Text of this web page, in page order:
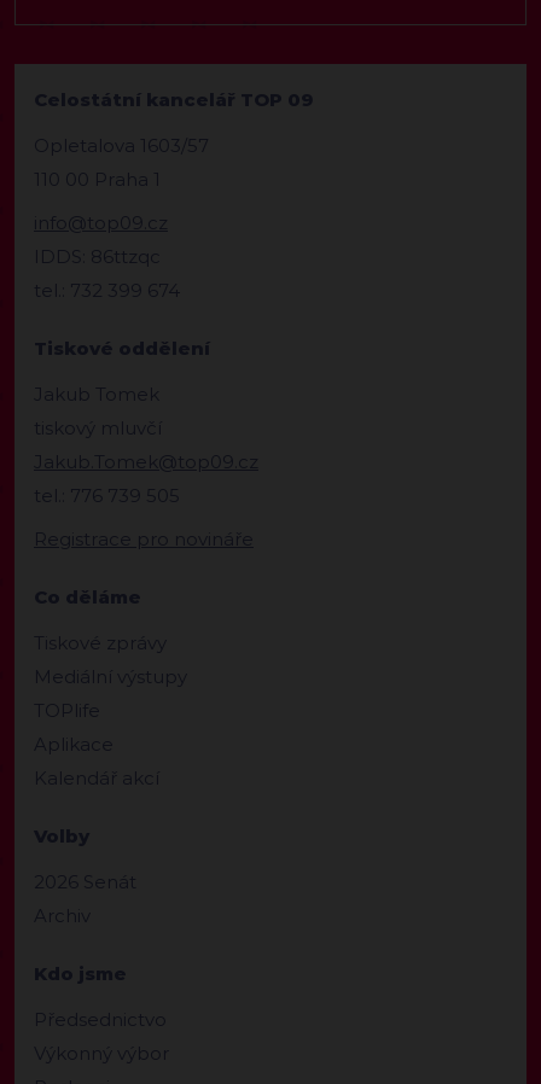
Celostátní kancelář TOP 09
Opletalova 1603/57
110 00 Praha 1
info@top09.cz
IDDS: 86ttzqc
tel.: 732 399 674
Tiskové oddělení
Jakub Tomek
tiskový mluvčí
Jakub.Tomek@top09.cz
tel.: 776 739 505
Registrace pro novináře
Co děláme
Tiskové zprávy
Mediální výstupy
TOPlife
Aplikace
Kalendář akcí
Volby
2026 Senát
Archiv
Kdo jsme
Předsednictvo
Výkonný výbor